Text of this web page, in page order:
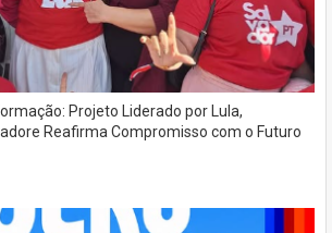
Projeto Liderado por Lula,
Reafirma Compromisso com o Futuro